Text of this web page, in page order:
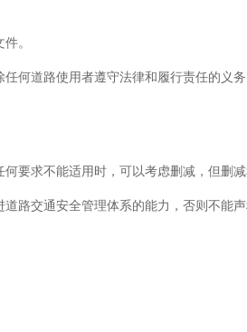
。
何道路使用者遵守法律和履行责任的义
求不能适用时，可以考虑删减，但删减
交通安全管理体系的能力，否则不能声